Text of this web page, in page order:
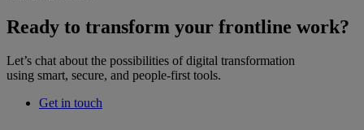
Ready to transform your frontline work?
Let’s chat about the possibilities of digital transformation
using smart, secure, and people-first tools.
Get in touch